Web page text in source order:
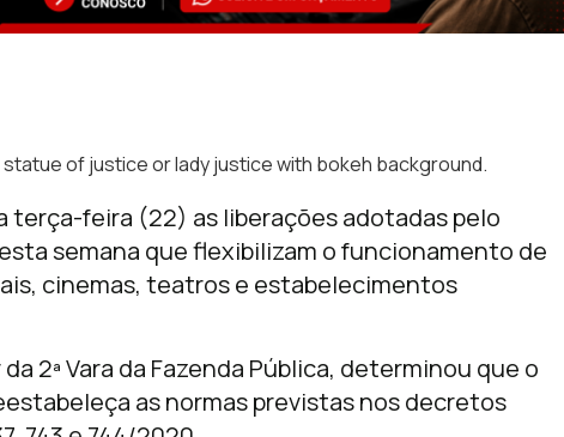
of justice or lady justice with bokeh background.
terça-feira (22) as liberações adotadas pelo
semana que flexibilizam o funcionamento de
cinemas, teatros e estabelecimentos
2ª Vara da Fazenda Pública, determinou que o
as normas previstas nos decretos